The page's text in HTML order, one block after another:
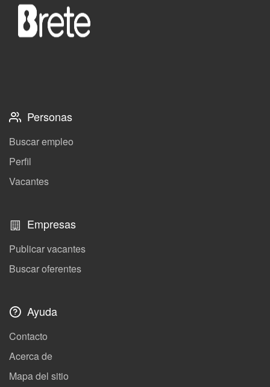
Personas
Buscar empleo
Perfil
Vacantes
Empresas
Publicar vacantes
Buscar oferentes
Ayuda
Contacto
Acerca de
Mapa del sitio